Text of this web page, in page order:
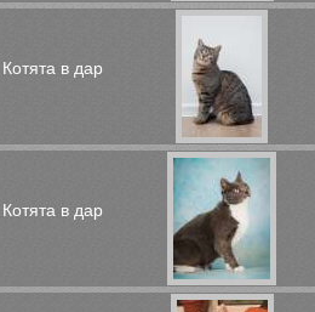
Котята в дар
Котята в дар